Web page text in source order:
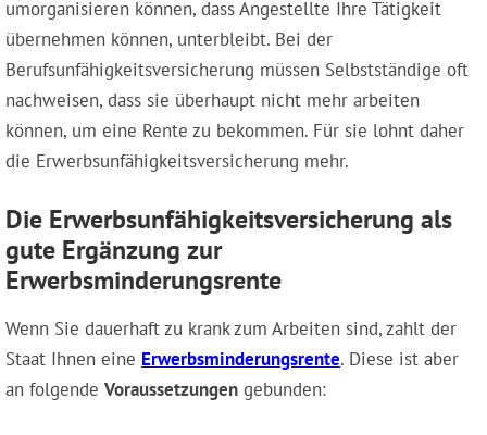
umorganisieren können, dass Angestellte Ihre Tätigkeit
übernehmen können, unterbleibt. Bei der
Berufsunfähigkeitsversicherung müssen Selbstständige oft
nachweisen, dass sie überhaupt nicht mehr arbeiten
können, um eine Rente zu bekommen. Für sie lohnt daher
die Erwerbsunfähigkeitsversicherung mehr.
Die Erwerbsunfähigkeits­versicherung als
gute Ergänzung zur
Erwerbsminderungsrente
Wenn Sie dauerhaft zu krank zum Arbeiten sind, zahlt der
Staat Ihnen eine Erwerbsminderungsrente. Diese ist aber
an folgende Voraussetzungen gebunden: